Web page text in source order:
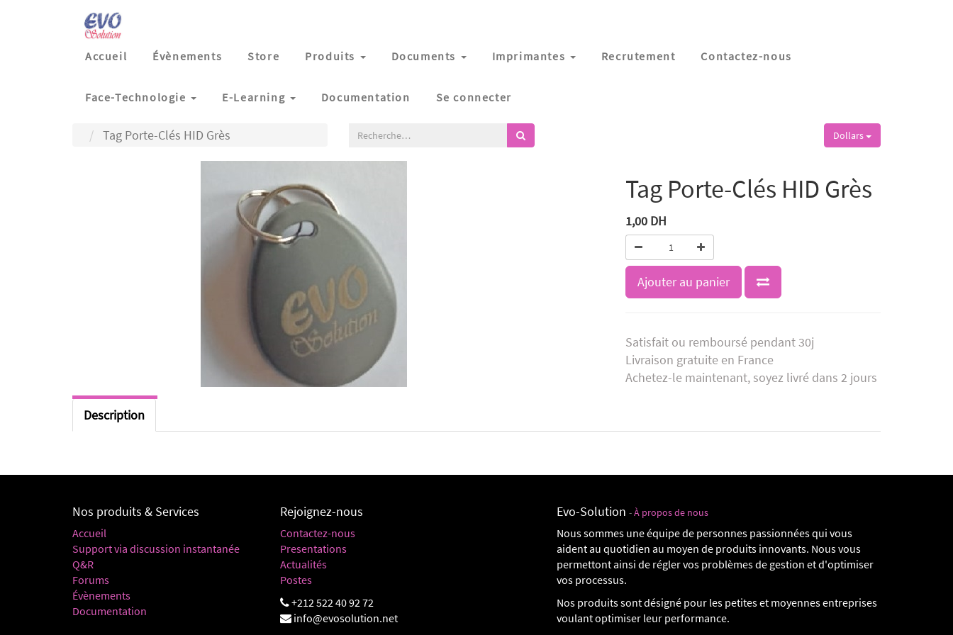
Accueil Évènements Store Produits Documents Imprimantes Recrutement Contactez-nous
Face-Technologie E-Learning Documentation Se connecter
Tag Porte-Clés HID Grès Dollars
Tag Porte-Clés HID Grès
1,00 DH
Ajouter au panier
Satisfait ou remboursé pendant 30j
Livraison gratuite en France
Achetez-le maintenant, soyez livré dans 2 jours
Description
Nos produits & Services
Accueil
Support via discussion instantanée
Q&R
Forums
Évènements
Documentation
Rejoignez-nous
Contactez-nous
Presentations
Actualités
Postes
+212 522 40 92 72
info@evosolution.net
Evo-Solution -À propos de nous
Nous sommes une équipe de personnes passionnées qui vous
aident au quotidien au moyen de produits innovants. Nous vous
permettont ainsi de régler vos problèmes de gestion et d'optimiser
vos processus.
Nos produits sont désigné pour les petites et moyennes entreprises
voulant optimiser leur performance.